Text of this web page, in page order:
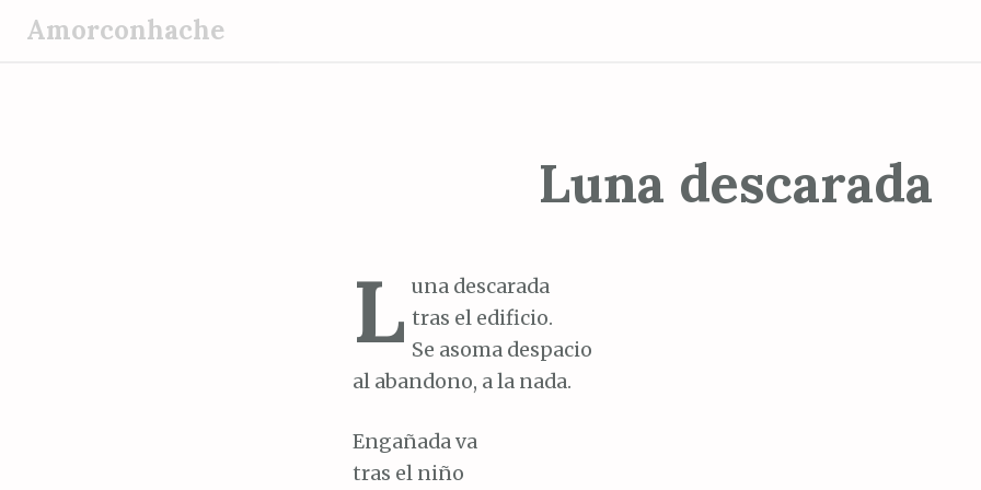
Amorconhache
Luna descarada
L una descarada
tras el edificio.
Se asoma despacio
al abandono, a la nada.
Engañada va
tras el niño